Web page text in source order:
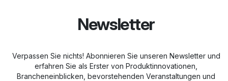
Newsletter
Verpassen Sie nichts! Abonnieren Sie unseren Newsletter und
erfahren Sie als Erster von Produktinnovationen,
Brancheneinblicken, bevorstehenden Veranstaltungen und